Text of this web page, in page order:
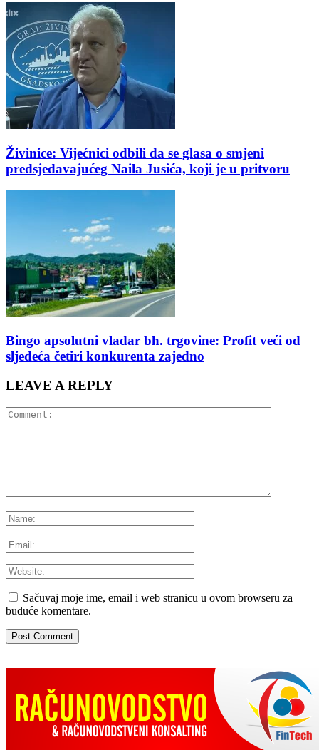
Živinice: Vijećnici odbili da se glasa o smjeni
predsjedavajućeg Naila Jusića, koji je u pritvoru
Bingo apsolutni vladar bh. trgovine: Profit veći od
sljedeća četiri konkurenta zajedno
LEAVE A REPLY
Sačuvaj moje ime, email i web stranicu u ovom browseru za
buduće komentare.